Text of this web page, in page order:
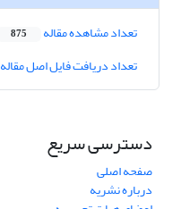
تعداد مشاهده مقاله 875
تعداد دریافت فایل اصل مقاله
دسترسی سریع
صفحه اصلی
درباره نشریه